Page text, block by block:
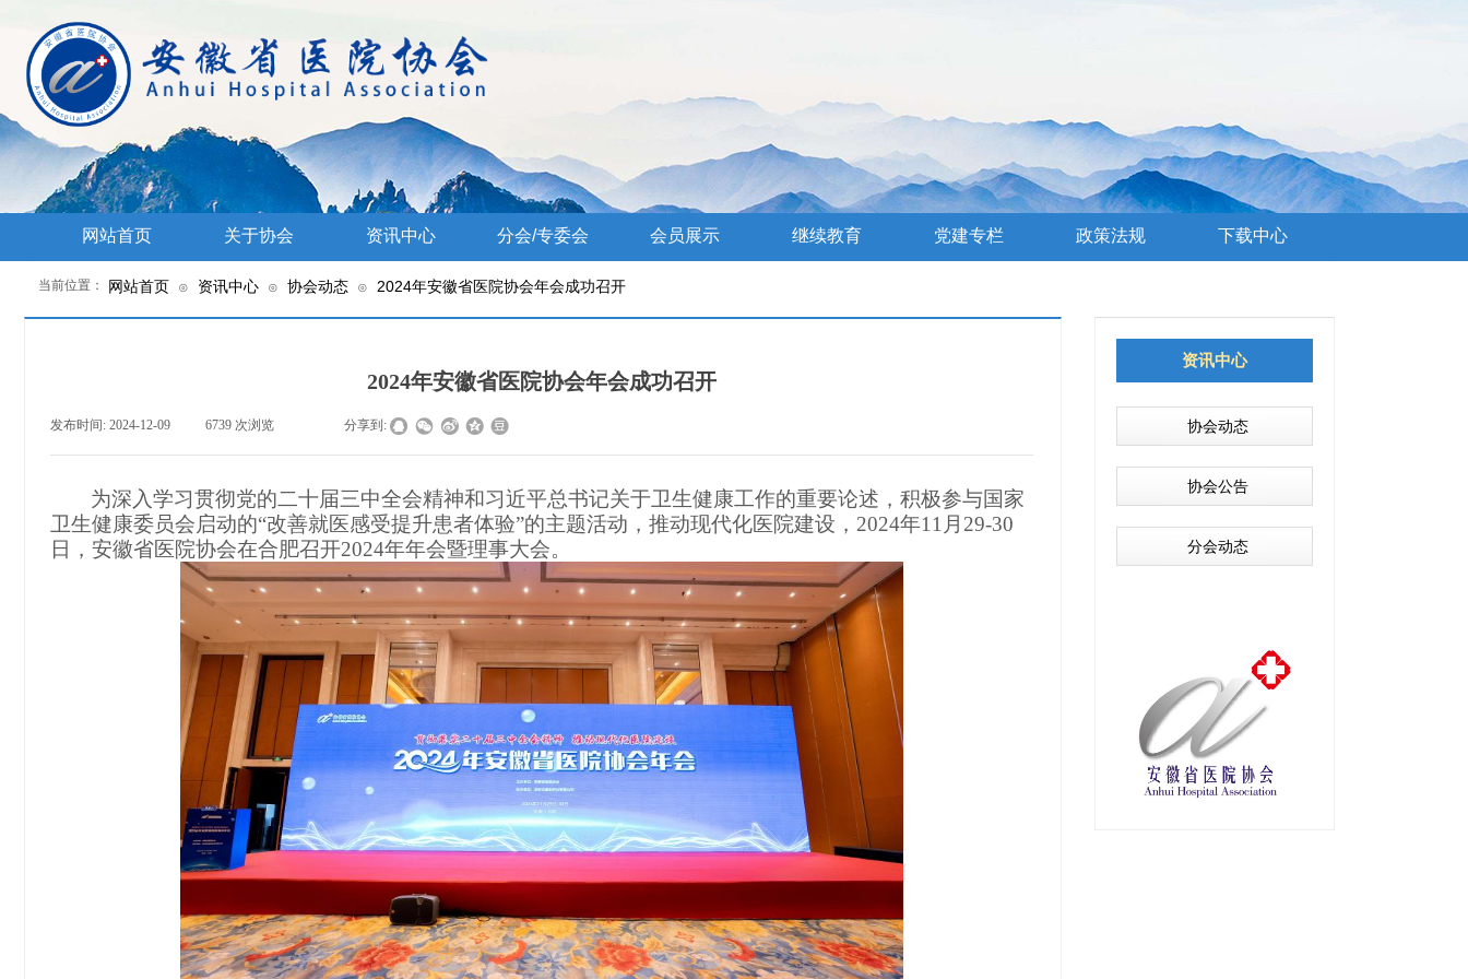
网站首页 关于协会 资讯中心 分会/专委会 会员展示 继续教育 党建专栏 政策法规 下载中心
网站首页 ⊙ 资讯中心 ⊙ 协会动态 ⊙ 2024年安徽省医院协会年会成功召开
当前位置：
2024年安徽省医院协会年会成功召开
发布时间: 2024-12-09 6739 次浏览 分享到:
为深入学习贯彻党的二十届三中全会精神和习近平总书记关于卫生健康工作的重要论述，积极参与国家
卫生健康委员会启动的“改善就医感受提升患者体验”的主题活动，推动现代化医院建设，2024年11月29-30
日，安徽省医院协会在合肥召开2024年年会暨理事大会。
资讯中心
协会动态
协会公告
分会动态